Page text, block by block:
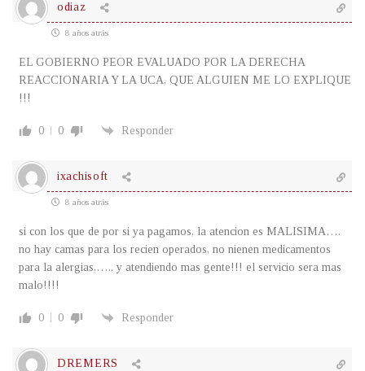
odiaz
8 años atrás
EL GOBIERNO PEOR EVALUADO POR LA DERECHA
REACCIONARIA Y LA UCA, QUE ALGUIEN ME LO EXPLIQUE
!!!
0 0 Responder
ixachisoft
8 años atrás
si con los que de por si ya pagamos, la atencion es MALISIMA….
no hay camas para los recien operados, no nienen medicamentos
para la alergias,….. y atendiendo mas gente!!! el servicio sera mas
malo!!!!
0 0 Responder
DREMERS